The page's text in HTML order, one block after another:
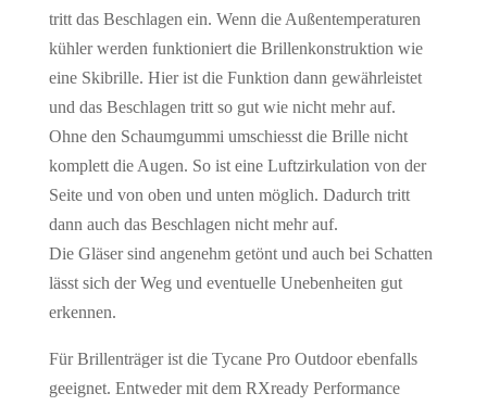
tritt das Beschlagen ein. Wenn die Außentemperaturen
kühler werden funktioniert die Brillenkonstruktion wie
eine Skibrille. Hier ist die Funktion dann gewährleistet
und das Beschlagen tritt so gut wie nicht mehr auf.
Ohne den Schaumgummi umschiesst die Brille nicht
komplett die Augen. So ist eine Luftzirkulation von der
Seite und von oben und unten möglich. Dadurch tritt
dann auch das Beschlagen nicht mehr auf.
Die Gläser sind angenehm getönt und auch bei Schatten
lässt sich der Weg und eventuelle Unebenheiten gut
erkennen.
Für Brillenträger ist die Tycane Pro Outdoor ebenfalls
geeignet. Entweder mit dem RXready Performance